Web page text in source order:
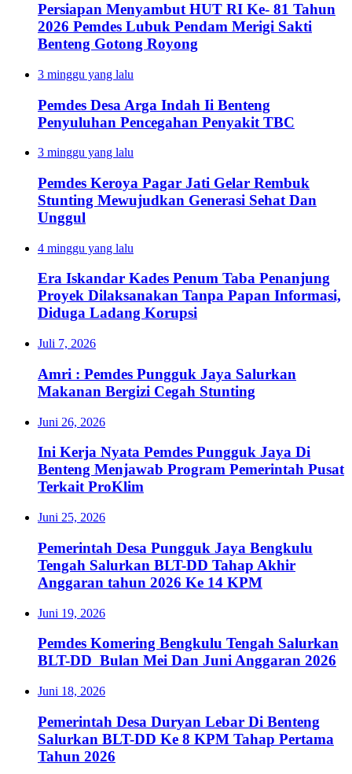
Persiapan Menyambut HUT RI Ke- 81 Tahun
2026 Pemdes Lubuk Pendam Merigi Sakti
Benteng Gotong Royong
3 minggu yang lalu
Pemdes Desa Arga Indah Ii Benteng
Penyuluhan Pencegahan Penyakit TBC
3 minggu yang lalu
Pemdes Keroya Pagar Jati Gelar Rembuk
Stunting Mewujudkan Generasi Sehat Dan
Unggul
4 minggu yang lalu
Era Iskandar Kades Penum Taba Penanjung
Proyek Dilaksanakan Tanpa Papan Informasi,
Diduga Ladang Korupsi
Juli 7, 2026
Amri : Pemdes Pungguk Jaya Salurkan
Makanan Bergizi Cegah Stunting
Juni 26, 2026
Ini Kerja Nyata Pemdes Pungguk Jaya Di
Benteng Menjawab Program Pemerintah Pusat
Terkait ProKlim
Juni 25, 2026
Pemerintah Desa Pungguk Jaya Bengkulu
Tengah Salurkan BLT-DD Tahap Akhir
Anggaran tahun 2026 Ke 14 KPM
Juni 19, 2026
Pemdes Komering Bengkulu Tengah Salurkan
BLT-DD Bulan Mei Dan Juni Anggaran 2026
Juni 18, 2026
Pemerintah Desa Duryan Lebar Di Benteng
Salurkan BLT-DD Ke 8 KPM Tahap Pertama
Tahun 2026